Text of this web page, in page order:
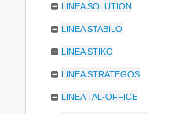
LINEA SOLUTION
LINEA STABILO
LINEA STIKO
LINEA STRATEGOS
LINEA TAL-OFFICE